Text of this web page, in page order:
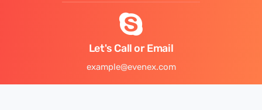
Let's Call or Email
example@evenex.com